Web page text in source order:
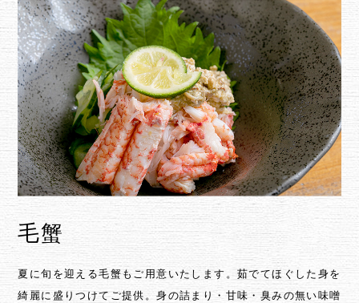
毛蟹
夏に旬を迎える毛蟹もご用意いたします。茹でてほぐした身を
綺麗に盛りつけてご提供。身の詰まり・甘味・臭みの無い味噌